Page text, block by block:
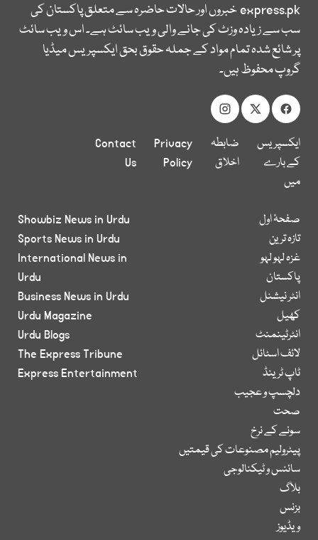
express.pkخبروں اور حالات حاضرہ سے متعلق پاکستان کی
سب سے زیادہ وزٹ کی جانے والی ویب سائٹ ہے۔ اس ویب سائٹ
پر شائع شدہ تمام مواد کے جملہ حقوق بحق ایکسپریس میڈیا
گروپ محفوظ ہیں۔
ایکسپریس
کے بارے
میں
ضابطہ
اخلاق
Privacy
Policy
Contact
Us
صفحۂ اول
تازہ ترین
غزہ لہو لہو
پاکستان
انٹر نیشنل
کھیل
انٹرٹینمنٹ
لائف اسٹائل
ٹاپ ٹرینڈ
دلچسپ و عجیب
صحت
سونے کے نرخ
پیٹرولیم مصنوعات کی قیمتیں
سائنس و ٹیکنالوجی
بلاگ
بزنس
ویڈیوز
Showbiz News in Urdu
Sports News in Urdu
International News in
Urdu
Business News in Urdu
Urdu Magazine
Urdu Blogs
The Express Tribune
Express Entertainment